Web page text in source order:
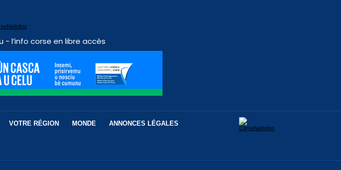
- l’info corse en libre accès
VOTRE RÉGION MONDE ANNONCES LÉGALES